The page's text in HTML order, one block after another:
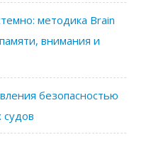
методика Brain
внимания и
безопасностью